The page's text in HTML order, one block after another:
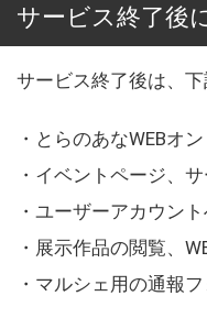
サービス終了後
サービス終了後は、下
・とらのあなWEBオ
・イベントページ、
・ユーザーアカウン
・展示作品の閲覧、
・マルシェ用の通報